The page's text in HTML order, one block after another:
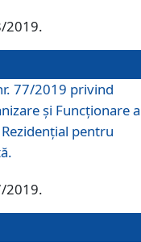
2019.
77/2019 privind
și Funcționare
pentru
2019.